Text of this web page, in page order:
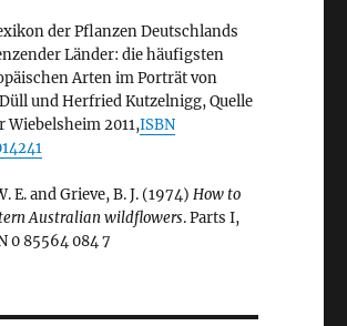
der Pflanzen Deutschlands
Länder: die häufigsten
Arten im Porträt von
und Herfried Kutzelnigg, Quelle
Wiebelsheim 2011,ISBN
E. and Grieve, B. J. (1974) How to
Australian wildflowers. Parts I,
0 85564 084 7